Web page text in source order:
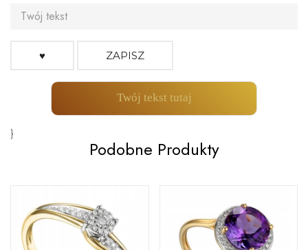
♥ ZAPISZ
Twój tekst tutaj
}
Podobne Produkty